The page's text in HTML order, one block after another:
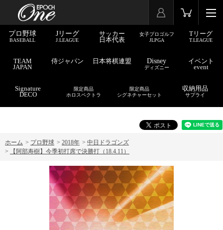
プロ野球
BASEBALL
Jリーグ
J.LEAGUE
サッカー
日本代表
女子プロゴルフ
JLPGA
Tリーグ
T.LEAGUE
TEAM
JAPAN
侍ジャパン 日本将棋連盟 Disney
ディズニー
イベント
event
Signature
DECO
限定商品
ホロスペクトラ
限定商品
シグネチャーセット
収納用品
サプライ
ホーム > プロ野球 > 2018年 > 中日ドラゴンズ
>
【阿部寿樹】今季初打席で決勝打（18.4.11）